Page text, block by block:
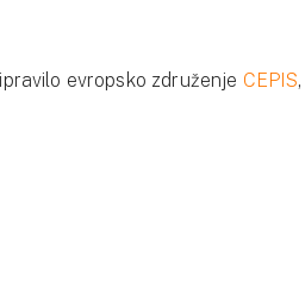
evropsko združenje CEPIS